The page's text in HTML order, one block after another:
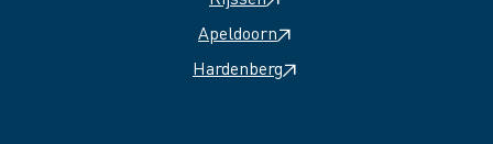
Apeldoorn
Hardenberg